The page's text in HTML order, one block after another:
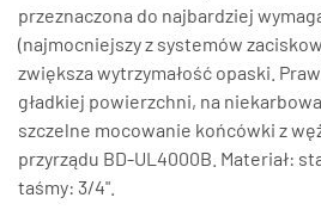
przeznaczona do najbardziej
(najmocniejszy z systemów
zwiększa wytrzymałość opaski.
gładkiej powierzchni, na
szczelne mocowanie końcówki z
przyrządu BD-UL4000B. Materiał:
taśmy: 3/4".